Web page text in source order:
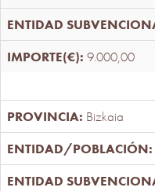
9.000,00
Bizkaia